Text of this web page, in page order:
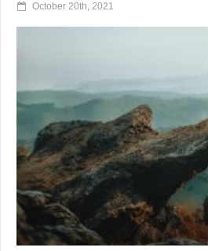
October 20th, 2021